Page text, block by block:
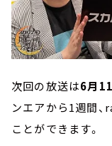
次回の放送は6月
ンエアから1週間
ことができます。